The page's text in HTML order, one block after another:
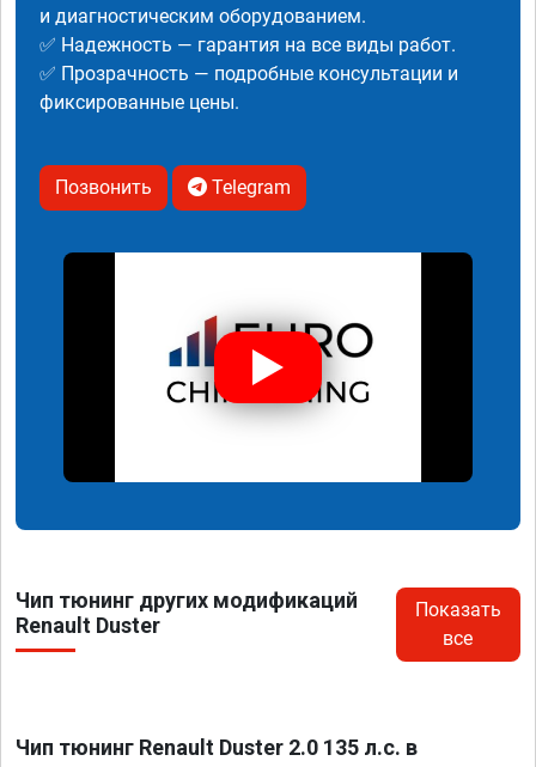
и диагностическим оборудованием.
✅ Надежность — гарантия на все виды работ.
✅ Прозрачность — подробные консультации и
фиксированные цены.
Позвонить Telegram
Чип тюнинг других модификаций
Renault Duster
Показать
все
Чип тюнинг Renault Duster 2.0 135 л.с. в